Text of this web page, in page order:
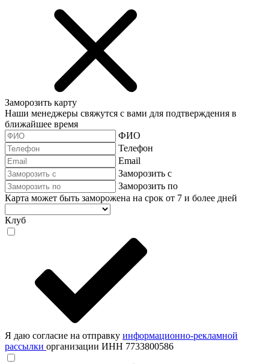
Заморозить карту
Наши менеджеры свяжутся с вами для подтверждения в
ближайшее время
ФИО
Телефон
Email
Заморозить с
Заморозить по
Карта может быть заморожена на срок от 7 и более дней
Клуб
Я даю согласие на отправку информационно-рекламной
рассылки организации ИНН 7733800586